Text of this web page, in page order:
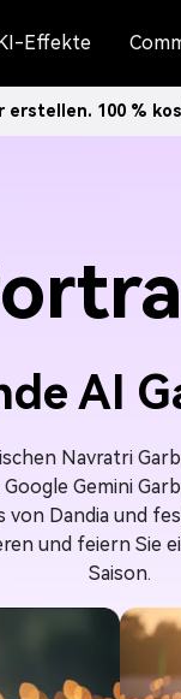
Effekte
erstellen. 100 %
AI
Navratri
Gemini
Dandia und
und feiern Sie
Saison.